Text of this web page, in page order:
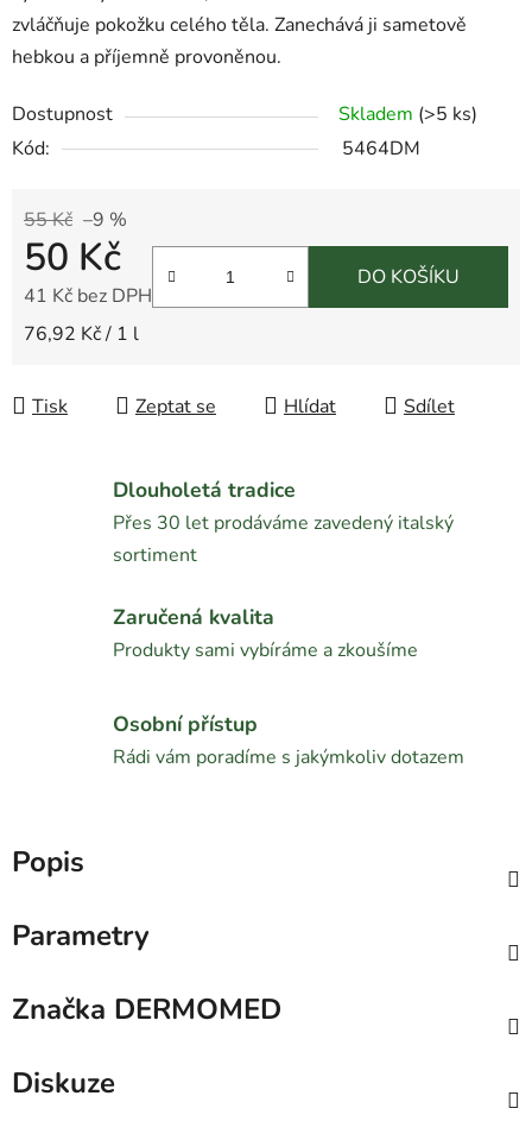
zvláčňuje pokožku celého těla. Zanechává ji sametově
hebkou a příjemně provoněnou.
Dostupnost Skladem (>5 ks)
Kód:
5464DM
55 Kč –9 %
50 Kč
41 Kč bez DPH
Měrná cena:
76,92 Kč / 1 l
DO KOŠÍKU
Tisk Zeptat se Hlídat Sdílet
Dlouholetá tradice
Přes 30 let prodáváme zavedený italský
sortiment
Zaručená kvalita
Produkty sami vybíráme a zkoušíme
Osobní přístup
Rádi vám poradíme s jakýmkoliv dotazem
Popis
Parametry
Značka DERMOMED
Diskuze